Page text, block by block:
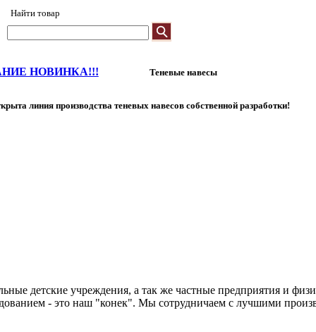
Найти товар
НОВИНКА!!! Теневые навесы
линия производства теневых навесов собственной разработки!
детские учреждения, а так же частные предприятия и
- это наш "конек". Мы сотрудничаем с лучшими